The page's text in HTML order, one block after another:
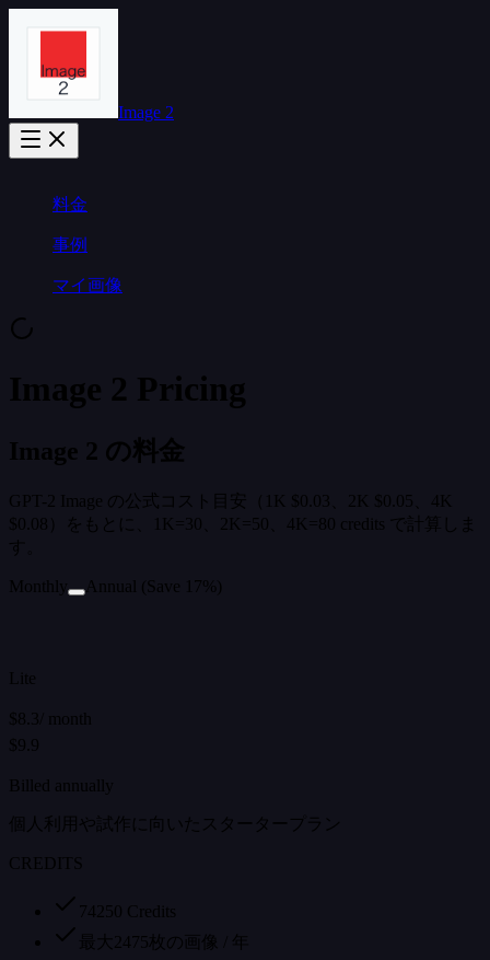
Image 2
料金
事例
マイ画像
Image 2 Pricing
Image 2 の料金
GPT-2 Image の公式コスト目安（1K $0.03、2K $0.05、4K
$0.08）をもとに、1K=30、2K=50、4K=80 credits で計算しま
す。
Monthly Annual (Save 17%)
Lite
$8.3
month
$9.9
Billed annually
個人利用や試作に向いたスタータープラン
CREDITS
74250 Credits
最大2475枚の画像 / 年